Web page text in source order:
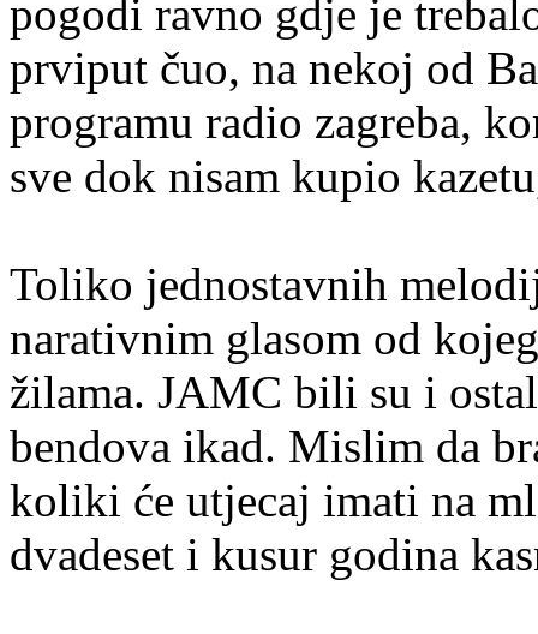
pogodi ravno gdje je
prviput čuo, na nekoj od
programu radio zagreba,
sve dok nisam kupio
Toliko jednostavnih
narativnim glasom od
žilama. JAMC bili su i
bendova ikad. Mislim da
koliki će utjecaj imati na
dvadeset i kusur godina